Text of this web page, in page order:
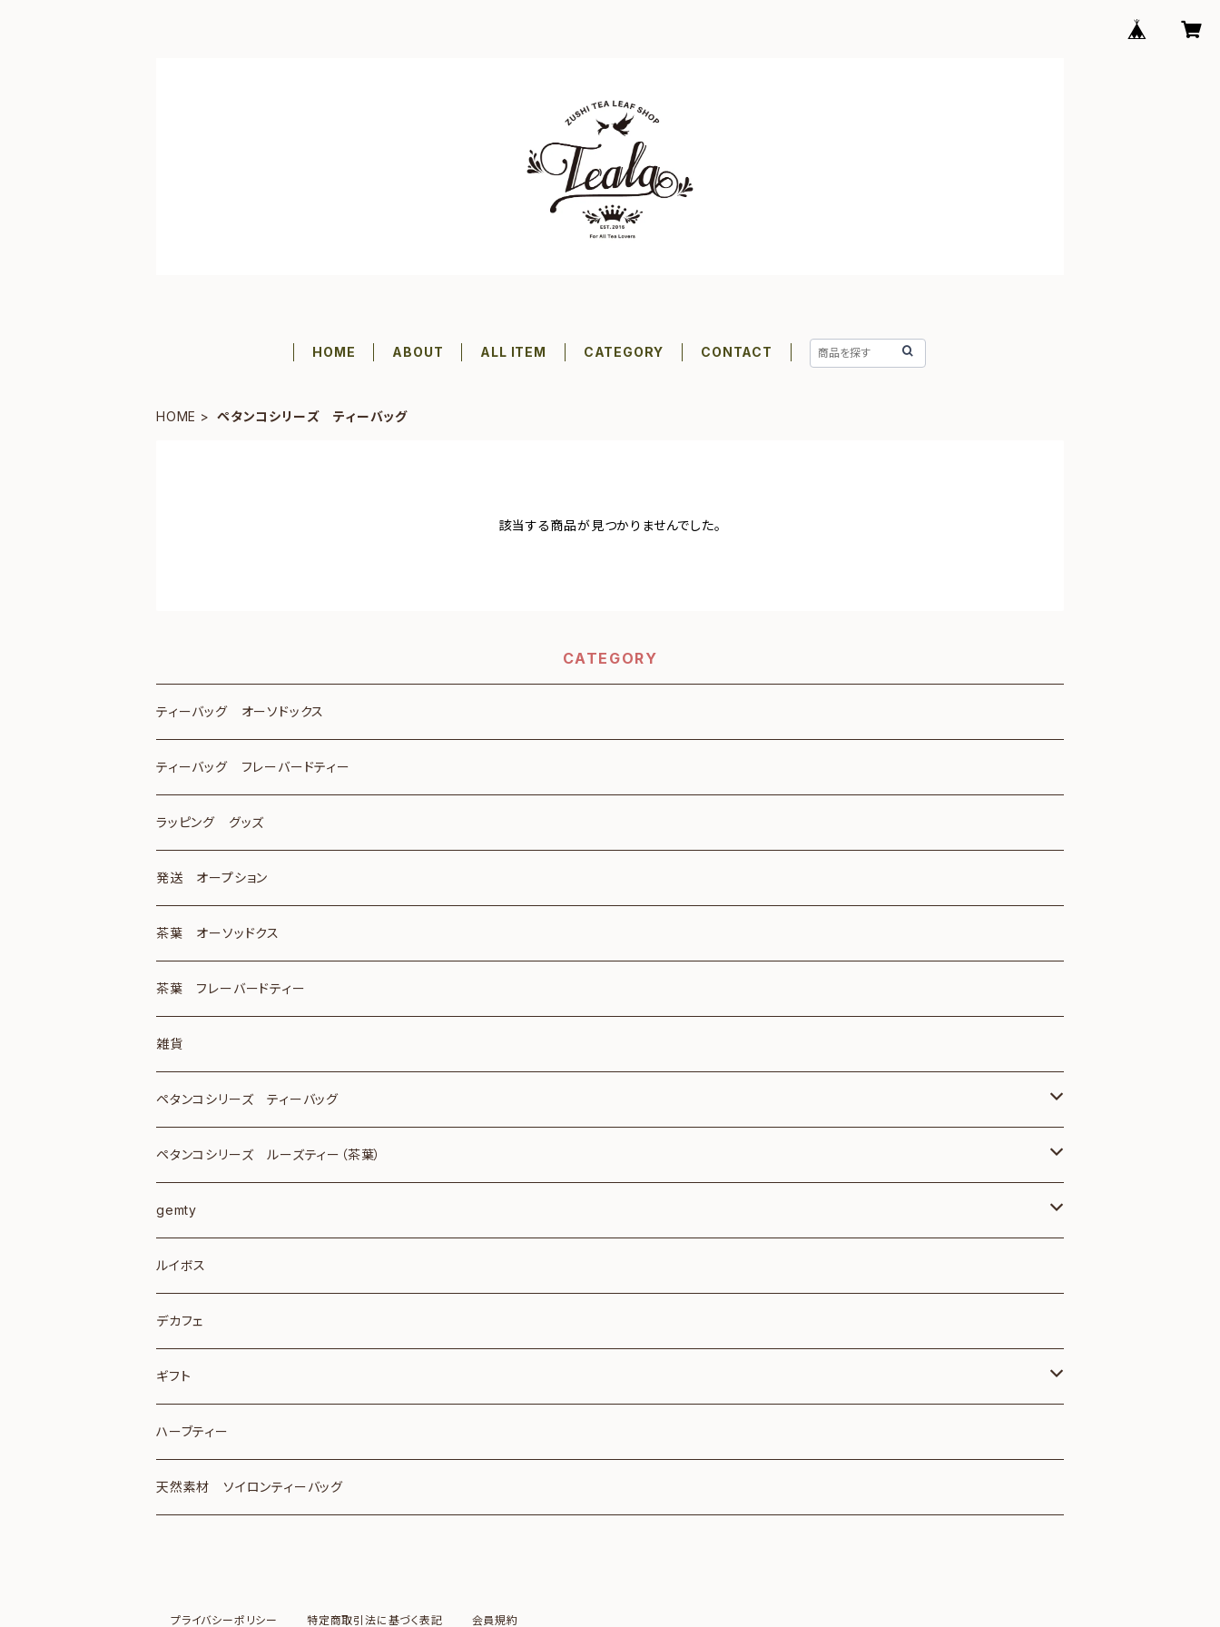
HOME ABOUT ALL ITEM CATEGORY CONTACT
HOME ペタンコシリーズ ティーバッグ
該当する商品が見つかりませんでした。
CATEGORY
ティーバッグ オーソドックス
ティーバッグ フレーバードティー
ラッピング グッズ
発送 オープション
茶葉 オーソッドクス
茶葉 フレーバードティー
雑貨
ペタンコシリーズ ティーバッグ
ｽﾏｰﾄﾚﾀｰティーバッグ8個入り 2個
ｽﾏｰﾄﾚﾀｰ210円 ティーバッグ25個入り
1個
レターパックライト 430円
ティーバッグ8個入り 6個
ティーバッグ8個入りと25個入り
レターパックライト ティーバッグ6個入り
レターパックライト ティーバッグ6個入り3個と25個入り1個
レターパックライト ティーバッグ25個入り 2個
レターパックライト TB25×1個＋8個1個
ペタンコシリーズ ルーズティー（茶葉）
ジャワ100ｇ＆ｽﾏｰﾄﾚﾀｰ
gemty
birthstone tea
crystal tea
ルイボス
デカフェ
ギフト
ティーバッグ1個入り個包装
ティーバッグ1個入り 6種送料込み
ハッピー青い鳥セット
ハーブティー
天然素材 ソイロンティーバッグ
プライバシーポリシー 特定商取引法に基づく表記 会員規約